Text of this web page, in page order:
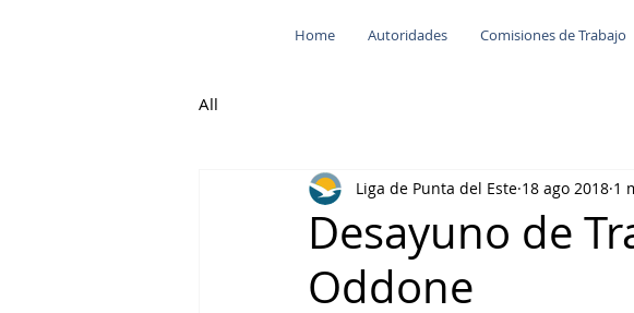
Home Autoridades Comisiones de Trabajo
All
Desayuno de
Oddone
Liga de Punta del Este 18 ago 2018 1